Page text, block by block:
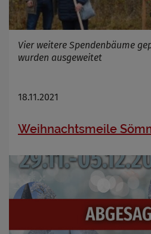
Vier weitere Spendenbäume
wurden ausgeweitet
18.11.2021
Weihnachtsmeile